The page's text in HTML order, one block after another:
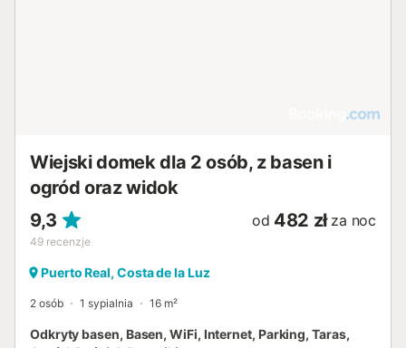
Wiejski domek dla 2 osób, z basen i
ogród oraz widok
9,3
49 recenzje
od 482 zł za noc
Puerto Real, Costa de la Luz
2 osób 1 sypialnia 16 m²
Odkryty basen, Basen, WiFi, Internet, Parking, Taras,